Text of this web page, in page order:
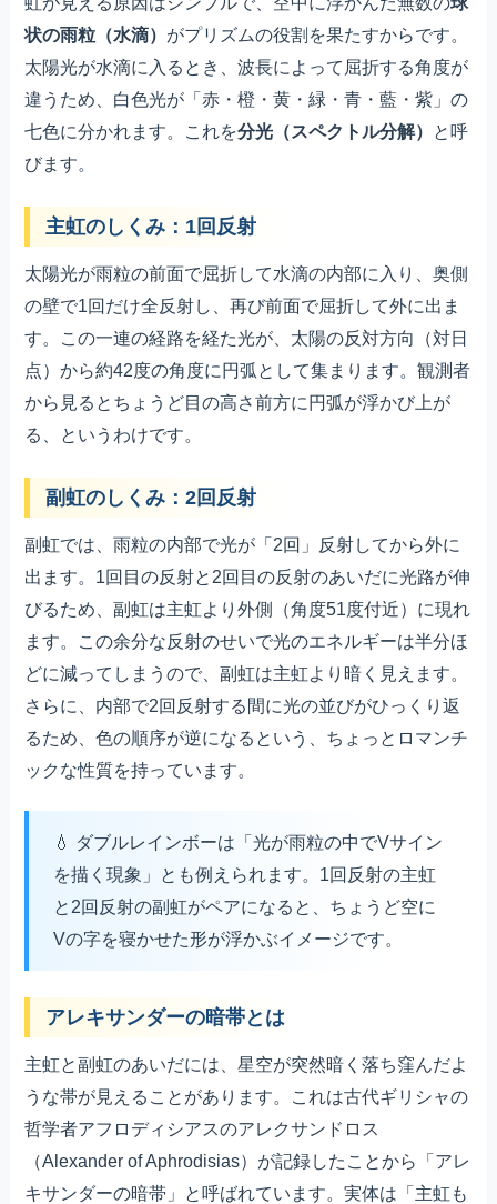
状の雨粒（水滴） がプリズムの役割を果たすからです。
太陽光が水滴に入るとき、波長によって屈折する角度が
違うため、白色光が「赤・橙・黄・緑・青・藍・紫」の
七色に分かれます。これを分光（スペクトル分解） と呼
びます。
主虹のしくみ：1回反射
太陽光が雨粒の前面で屈折して水滴の内部に入り、奥側
の壁で1回だけ全反射し、再び前面で屈折して外に出ま
す。この一連の経路を経た光が、太陽の反対方向（対日
点）から約42度の角度に円弧として集まります。観測者
から見るとちょうど目の高さ前方に円弧が浮かび上が
る、というわけです。
副虹のしくみ：2回反射
副虹では、雨粒の内部で光が「2回」反射してから外に
出ます。1回目の反射と2回目の反射のあいだに光路が伸
びるため、副虹は主虹より外側（角度51度付近）に現れ
ます。この余分な反射のせいで光のエネルギーは半分ほ
どに減ってしまうので、副虹は主虹より暗く見えます。
さらに、内部で2回反射する間に光の並びがひっくり返
るため、色の順序が逆になるという、ちょっとロマンチ
ックな性質を持っています。
ダブルレインボーは「光が雨粒の中でVサイン
を描く現象」とも例えられます。1回反射の主虹
と2回反射の副虹がペアになると、ちょうど空に
Vの字を寝かせた形が浮かぶイメージです。
アレキサンダーの暗帯とは
主虹と副虹のあいだには、星空が突然暗く落ち窪んだよ
うな帯が見えることがあります。これは古代ギリシャの
哲学者アフロディシアスのアレクサンドロス
（Alexander of Aphrodisias）が記録したことから「アレ
キサンダーの暗帯」と呼ばれています。実体は「主虹も